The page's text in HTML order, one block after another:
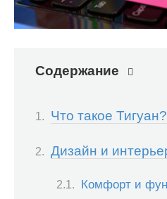
Содержание
Что такое Тигуан?
Дизайн и
Комфорт и